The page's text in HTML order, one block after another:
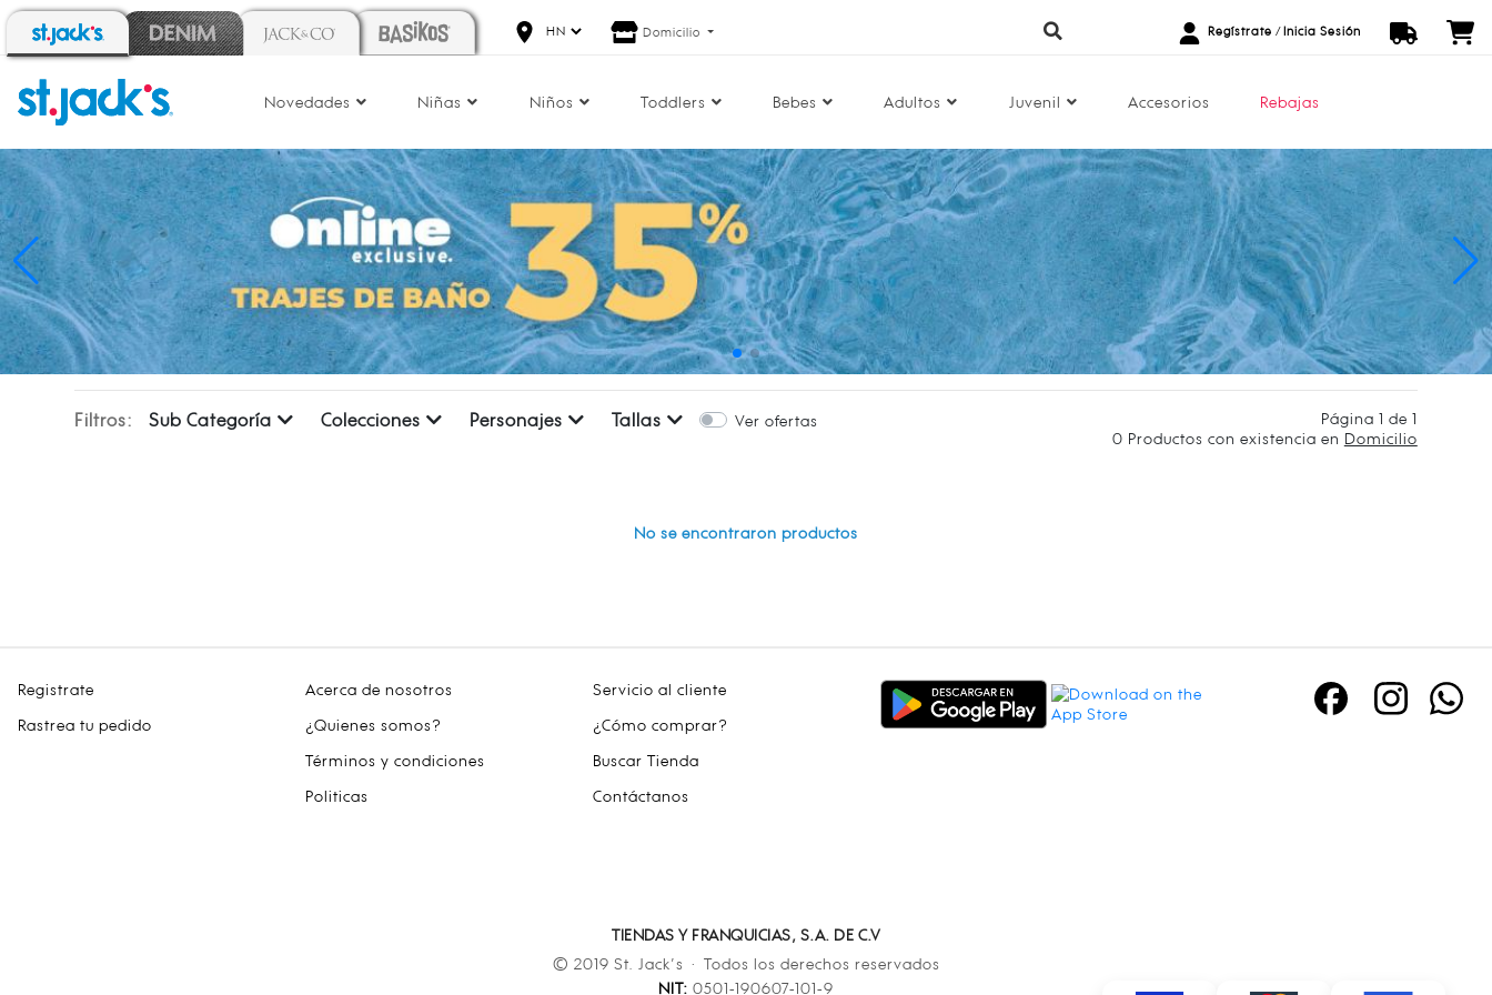
Domicilio Regístrate /Inicia Sesión
Novedades Niñas Niños Toddlers Bebes Adultos Juvenil Accesorios Rebajas
Filtros: Sub Categoría Colecciones Personajes Tallas Ver ofertas
Página 1 de 1
0 Productos con existencia en Domicilio
No se encontraron productos
Registrate
Rastrea tu pedido
Acerca de nosotros
¿Quienes somos?
Términos y condiciones
Politicas
Servicio al cliente
¿Cómo comprar?
Buscar Tienda
Contáctanos
TIENDAS Y FRANQUICIAS, S.A. DE C.V
© 2019 St. Jack’s · Todos los derechos reservados
NIT: 0501-190607-101-9